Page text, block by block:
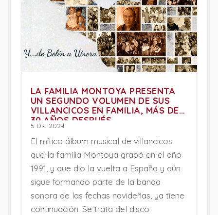
LA FAMILIA MONTOYA PRESENTA
UN SEGUNDO VOLUMEN DE SUS
VILLANCICOS EN FAMILIA, MÁS DE
30 AÑOS DESPUÉS
5 Dic 2024
El mítico álbum musical de villancicos
que la familia Montoya grabó en el año
1991, y que dio la vuelta a España y aún
sigue formando parte de la banda
sonora de las fechas navideñas, ya tiene
continuación. Se trata del disco